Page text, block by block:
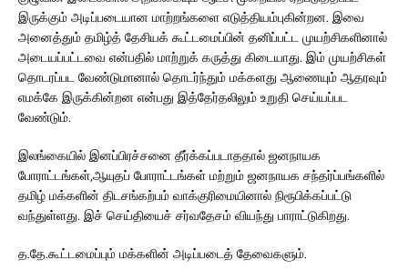
இருக்கும் அடிப்படையான மாற்றங்களை எடுத்தியம்புகின்றன. இவை
அனைத்தும் தமிழ்த் தேசியக் கூட்டமைப்பின் தனிப்பட்ட முயற்சிகளினால்
அடையப்பட்டவை என்பதில் மாற்றுக் கருத்து கிடையாது. இம் முயற்சிகள்
தொடரப்பட வேண்டுமானால் தொடர்ந்தும் மக்களது ஆணையும் ஆதரவும்
எமக்கே இருக்கின்றன என்பது இத்தேர்தலிலும் உறுதி செய்யப்பட
வேண்டும்.
இலங்கையில் இனப்பிரச்சனை தீர்க்கப்படாததால் ஜனநாயக
போராட்டங்கள்,ஆயுதப் போராட்டங்கள் மற்றும் ஜனநாயக சந்தர்ப்பங்களில்
தமிழ் மக்களின் திடசங்கற்பம் வாக்குரிமையினால் நிரூபிக்கப்பட்டு
வந்துள்ளது. இச் செய்தியைச் சர்வதேசம் வியந்து பாராட்டுகிறது.
த.தே.கூட்டமைப்பும் மக்களின் அடிப்படைத் தேவைகளும்.